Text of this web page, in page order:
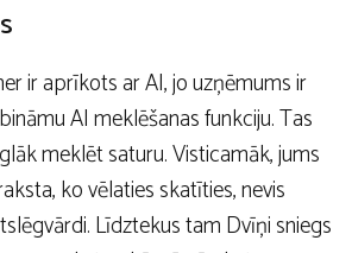
ir aprīkots ar AI, jo uzņēmums ir
AI meklēšanas funkciju. Tas
meklēt saturu. Visticamāk, jums
ko vēlaties skatīties, nevis
Līdztekus tam Dvīņi sniegs